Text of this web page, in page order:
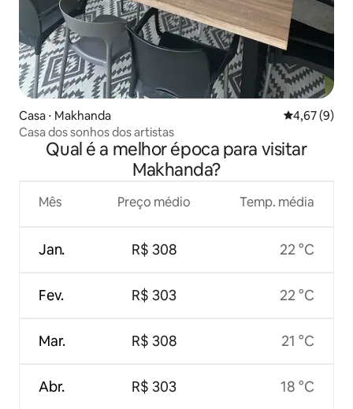
Casa ⋅ Makhanda 4,67 de uma
4,67 (9)
Casa dos sonhos dos artistas
Qual é a melhor época para visitar
Makhanda?
Mês
Jan.
Fev.
Mar.
Abr.
Preço médio
R$ 308
R$ 303
R$ 308
R$ 303
Temp. média
22 °C
22 °C
21 °C
18 °C